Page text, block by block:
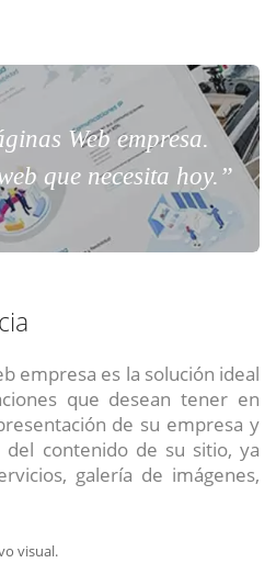
Web empresa.
que necesita hoy.”
empresa es la solución ideal
que desean tener en
de su empresa y
contenido de su sitio, ya
galería de imágenes,
visual.